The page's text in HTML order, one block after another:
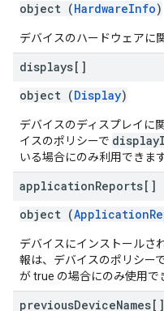
object (HardwareInfo)
デバイスのハードウェアに
displays[]
object (Display)
デバイスのディスプレイに
イスのポリシーで
いる場合にのみ利用できます
applicationReports[]
object (
デバイスにインストールさ
報は、デバイスのポリシー
が true の場合にのみ使用で
previousDeviceNames[]